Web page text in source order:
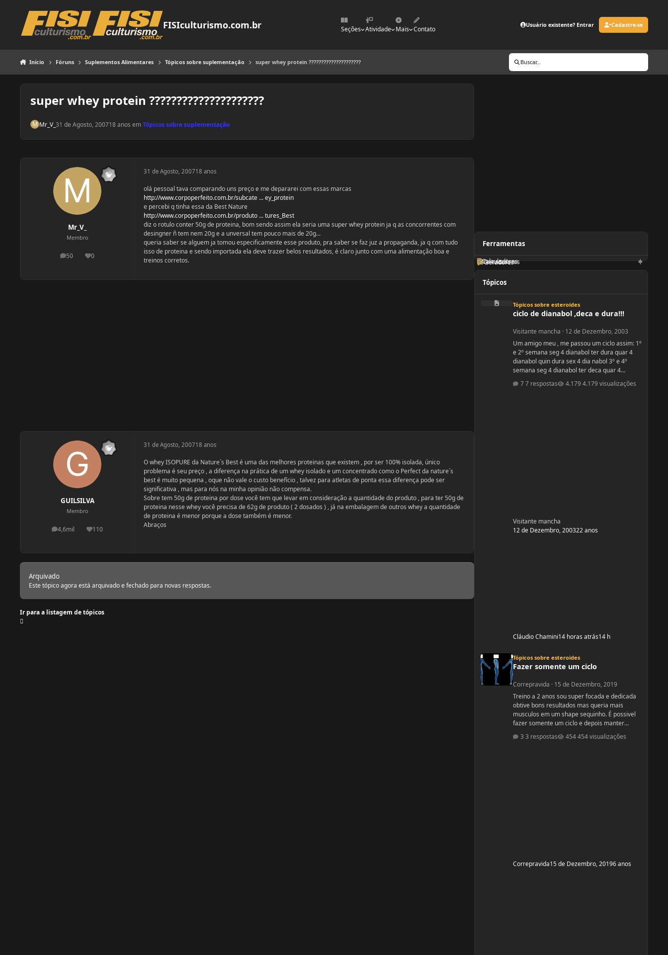
FISIculturismo.com.br Seções Atividade Mais Contato
Usuário existente? Entrar Cadastre-se
Início Fóruns Suplementos Alimentares Tópicos sobre suplementação super whey protein ????????????????????? Buscar...
super whey protein ?????????????????????
Mr_V_31 de Agosto, 200718 anos emTópicos sobre suplementação
Mr_V_
Membro
50
postagens
0
Reputação
31 de Agosto, 200718 anos
olá pessoal tava comparando uns preço e me depararei com essas marcas
http://www.corpoperfeito.com.br/subcate ... ey_protein
e percebi q tinha essa da Best Nature
http://www.corpoperfeito.com.br/produto ... tures_Best
diz o rotulo conter 50g de proteina, bom sendo assim ela seria uma super whey protein ja q as concorrentes com
desingner ñ tem nem 20g e a unversal tem pouco mais de 20g...
queria saber se alguem ja tomou especificamente esse produto, pra saber se faz juz a propaganda, ja q com tudo
isso de proteina e sendo importada ela deve trazer belos resultados, é claro junto com uma alimentação boa e
treinos corretos.
GUILSILVA
Membro
4,6mil
postagens 110
Reputação
31 de Agosto, 200718 anos
O whey ISOPURE da Nature´s Best é uma das melhores proteinas que existem , por ser 100% isolada, único
problema é seu preço , a diferença na prática de um whey isolado e um concentrado como o Perfect da nature´s
best é muito pequena , oque não vale o custo benefício , talvez para atletas de ponta essa diferença pode ser
significativa , mas para nós na minha opinião não compensa.
Sobre tem 50g de proteina por dose você tem que levar em consideração a quantidade do produto , para ter 50g de
proteina nesse whey você precisa de 62g de produto ( 2 dosados ) , já na embalagem de outros whey a quantidade
de proteina é menor porque a dose também é menor.
Abraços
Arquivado
Este tópico agora está arquivado e fechado para novas respostas.
Ir para a listagem de tópicos
Ferramentas
Geradores
Orientadores
Calculadoras
Tópicos
ciclo de dianabol ,deca e dura!!!
Tópicos sobre esteroides
ciclo de dianabol ,deca e dura!!!
Visitante mancha · 12 de Dezembro, 2003
Um amigo meu , me passou um ciclo assim: 1º
e 2º semana seg 4 dianabol ter dura quar 4
dianabol quin dura sex 4 dia nabol 3º e 4º
semana seg 4 dianabol ter deca quar 4
seman vou partir para definição com outros
7 respostas 4.179 visualizações
Visitante mancha
12 de Dezembro, 200322 anos
Cláudio Chamini14 horas atrás14 h
Tópicos sobre esteroides
Fazer somente um ciclo
Correpravida · 15 de Dezembro, 2019
Treino a 2 anos sou super focada e dedicada
obtive bons resultados mas queria mais
musculos em um shape sequinho. É possivel
fazer somente um ciclo e depois manter
ja tiver esse tópico, procurei mais não
3 respostas 454 visualizações
Correpravida15 de Dezembro, 20196 anos